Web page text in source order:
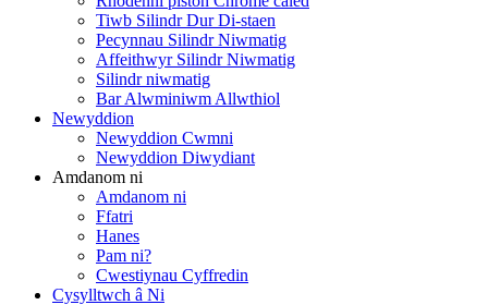
Tiwb Silindr Dur Di-staen
Pecynnau Silindr Niwmatig
Affeithwyr Silindr Niwmatig
Silindr niwmatig
Bar Alwminiwm Allwthiol
Newyddion
Newyddion Cwmni
Newyddion Diwydiant
Amdanom ni
Amdanom ni
Ffatri
Hanes
Pam ni?
Cwestiynau Cyffredin
Cysylltwch â Ni